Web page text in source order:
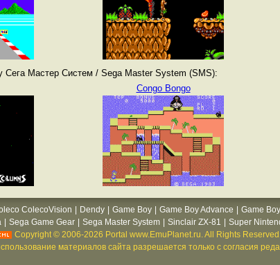
Сега Мастер Систем / Sega Master System (SMS):
Congo Bongo
ColecoVision Dendy Game Boy Game Boy Advance Game
Sega Game Gear Sega Master System Sinclair ZX-81 Super
Copyright © 2006-2026 Portal www.EmuPlanet.ru. All Rights
материалов сайта разрешается только с согласия